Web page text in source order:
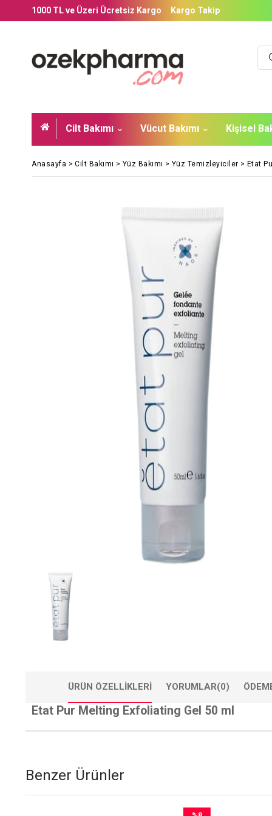
1000 TL ve Üzeri Ücretsiz Kargo Kargo Takip
Cilt Bakımı Vücut Bakımı Kişisel
Anasayfa > Cilt Bakımı > Yüz Bakımı > Yüz Temizleyiciler > Etat
ÜRÜN ÖZELLIKLERI YORUMLAR(0)
Etat Pur Melting Exfoliating Gel 50 ml
Benzer Ürünler